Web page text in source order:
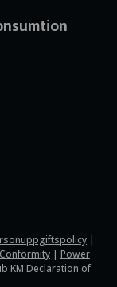
|
| Power
KM Declaration of